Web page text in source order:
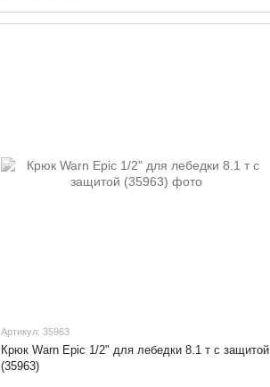
Артикул: 35963
Крюк Warn Epic 1/2" для лебедки 8.1 т с защитой
(35963)